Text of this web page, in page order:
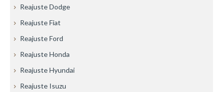
Reajuste Dodge
Reajuste Fiat
Reajuste Ford
Reajuste Honda
Reajuste Hyundai
Reajuste Isuzu